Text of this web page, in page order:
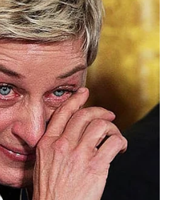
koja donosi mir.
odnose – sada želite
osobu
dugo pamtiti.